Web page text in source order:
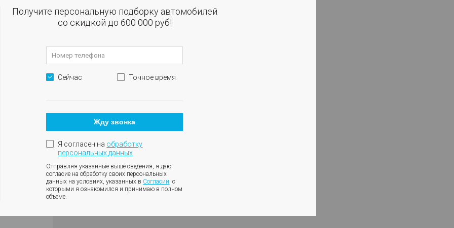
с
Получите персональную подборку автомобилей
со скидкой до 600 000 руб!
Сейчас Точное время
Жду звонка
Я согласен на обработку
персональных данных
Отправляя указанные выше сведения, я даю
согласие на обработку своих персональных
данных на условиях, указанных в Согласии, с
которыми я ознакомился и принимаю в полном
объеме.